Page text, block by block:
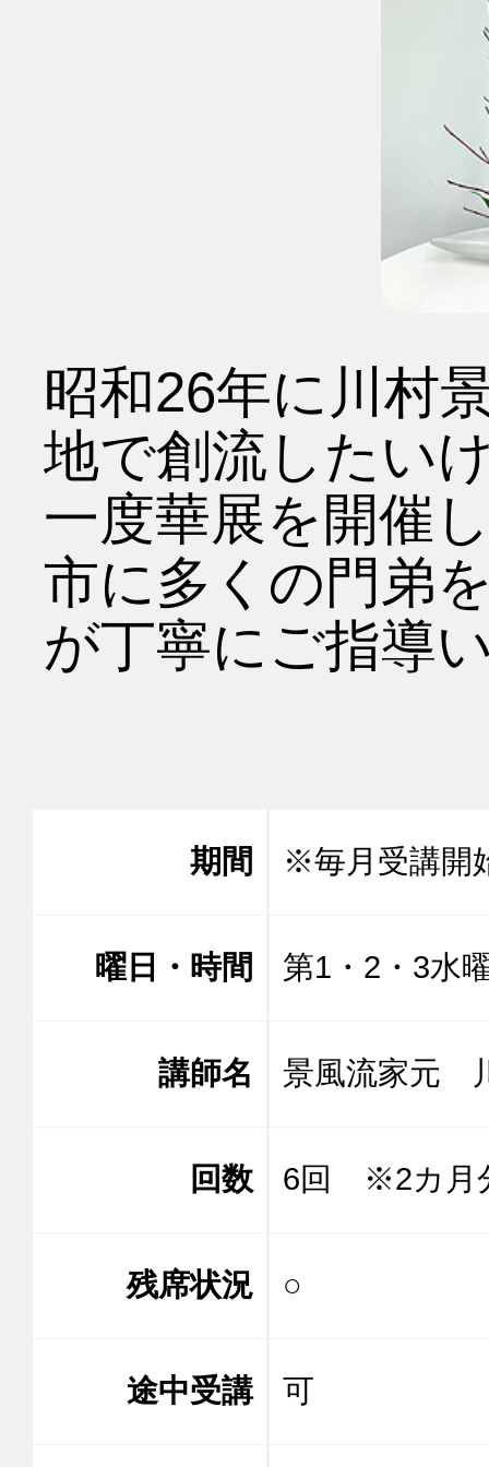
昭和26年に川村
地で創流したい
一度華展を開催
市に多くの門弟
が丁寧にご指導
期間 ※毎月受講開
曜日・時間 第1・2・3水
講師名 景風流家
回数 6回 ※2カ月
残席状況 ○
途中受講 可